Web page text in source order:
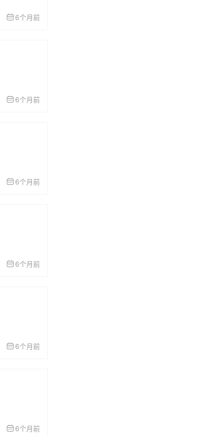
6个月前
6个月前
6个月前
6个月前
6个月前
6个月前